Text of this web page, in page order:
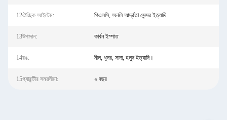
12ঐচ্ছিক আইটেম: পিএলসি, অনলি আর্দ্রতা সেন্সর ইত্যাদি
13উপাদান: কার্বন ইস্পাত
14রঙ: নীল, ধূসর, সাদা, হলুদ ইত্যাদি।
15গ্যারান্টীর সময়সীমা: ২ বছর